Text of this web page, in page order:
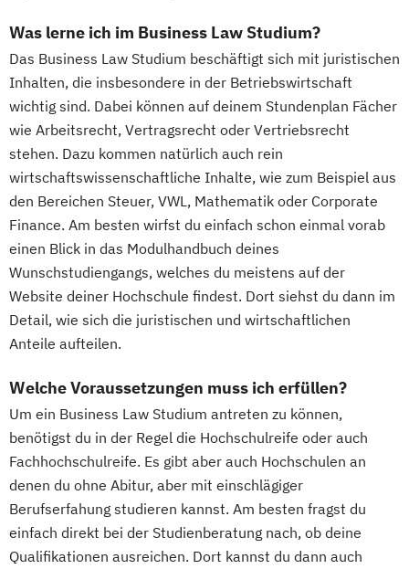
Was lerne ich im Business Law Studium?
Das Business Law Studium beschäftigt sich mit juristischen
Inhalten, die insbesondere in der Betriebswirtschaft
wichtig sind. Dabei können auf deinem Stundenplan Fächer
wie Arbeitsrecht, Vertragsrecht oder Vertriebsrecht
stehen. Dazu kommen natürlich auch rein
wirtschaftswissenschaftliche Inhalte, wie zum Beispiel aus
den Bereichen Steuer, VWL, Mathematik oder Corporate
Finance. Am besten wirfst du einfach schon einmal vorab
einen Blick in das Modulhandbuch deines
Wunschstudiengangs, welches du meistens auf der
Website deiner Hochschule findest. Dort siehst du dann im
Detail, wie sich die juristischen und wirtschaftlichen
Anteile aufteilen.
Welche Voraussetzungen muss ich erfüllen?
Um ein Business Law Studium antreten zu können,
benötigst du in der Regel die Hochschulreife oder auch
Fachhochschulreife. Es gibt aber auch Hochschulen an
denen du ohne Abitur, aber mit einschlägiger
Berufserfahung studieren kannst. Am besten fragst du
einfach direkt bei der Studienberatung nach, ob deine
Qualifikationen ausreichen. Dort kannst du dann auch